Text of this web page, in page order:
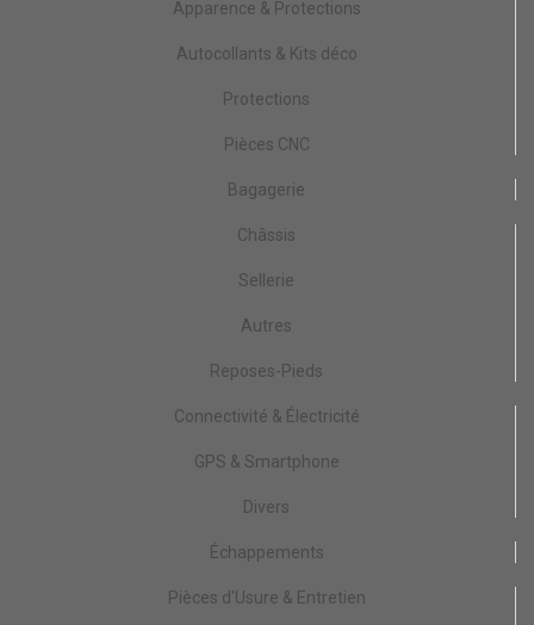
Apparence & Protections
Autocollants & Kits déco
Protections
Pièces CNC
Bagagerie
Châssis
Sellerie
Autres
Reposes-Pieds
Connectivité & Électricité
GPS & Smartphone
Divers
Échappements
Pièces d'Usure & Entretien